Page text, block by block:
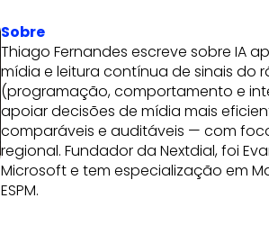
Sobre
Thiago Fernandes escreve sobre IA
mídia e leitura contínua de sinais do
(programação, comportamento e
apoiar decisões de mídia mais
comparáveis e auditáveis — com
regional. Fundador da Nextdial, foi
Microsoft e tem especialização em
ESPM.